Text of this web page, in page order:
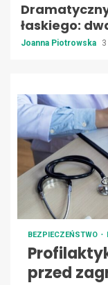
łaskiego:
Joanna Piotrowska
BEZPIECZEŃSTWO
przed